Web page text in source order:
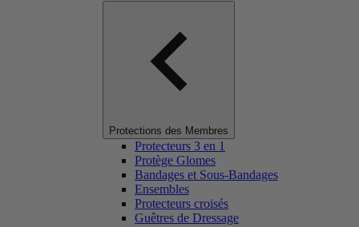
Protections des Membres
Protecteurs 3 en 1
Protège Glomes
Bandages et Sous-Bandages
Ensembles
Protecteurs croisés
Guêtres de Dressage